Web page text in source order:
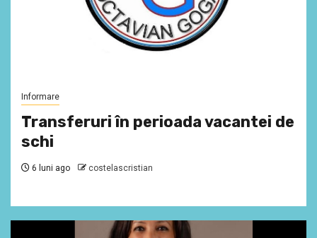
Informare
Transferuri în perioada vacantei de
schi
6 luni ago costelascristian